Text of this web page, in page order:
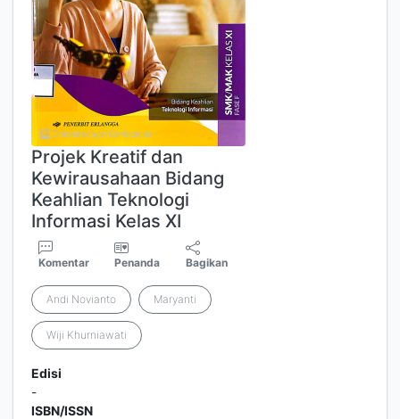
Projek Kreatif dan
Kewirausahaan Bidang
Keahlian Teknologi
Informasi Kelas XI
Komentar Penanda Bagikan
Andi Novianto Maryanti
Wiji Khurniawati
Edisi
-
ISBN/ISSN